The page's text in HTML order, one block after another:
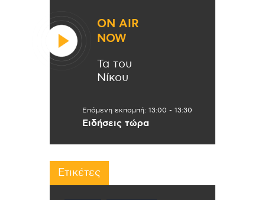
ON AIR
NOW
Τα του
Νίκου
Επόμενη εκπομπή: 13:00 - 13:30
Ειδήσεις τώρα
Ετικέτες